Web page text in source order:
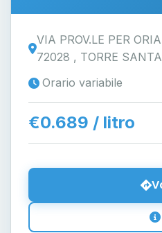
VIA PROV.LE PER
72028 , TORRE
Orario variabile
€0.689 / litro